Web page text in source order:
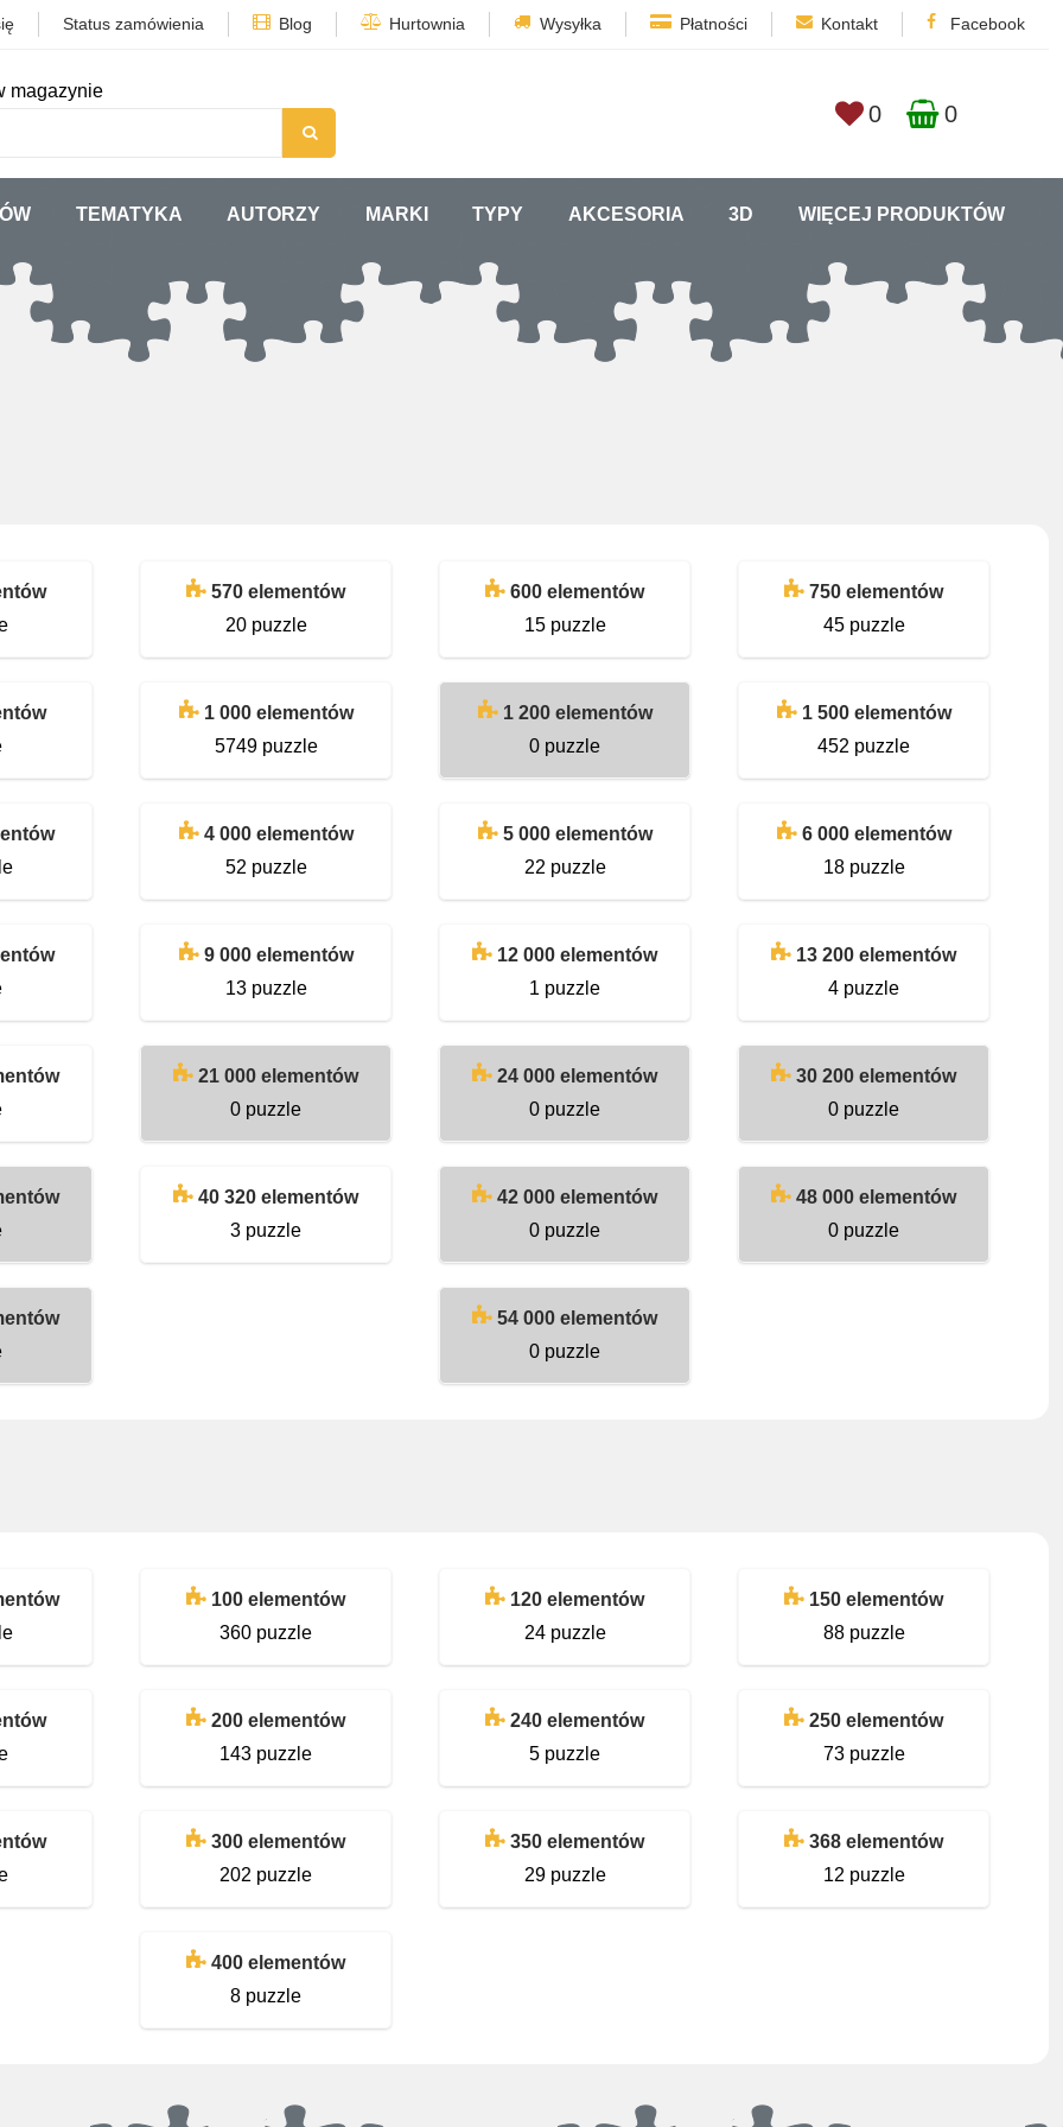
Status zamówienia Blog Hurtownia Wysyłka Płatności Kontakt Facebook
magazynie
0 0
TEMATYKA AUTORZY MARKI TYPY AKCESORIA 3D WIĘCEJ PRODUKTÓW
570 elementów
20 puzzle
600 elementów
15 puzzle
750 elementów
45 puzzle
1 000 elementów
5749 puzzle
1 200 elementów
0 puzzle
1 500 elementów
452 puzzle
4 000 elementów
52 puzzle
5 000 elementów
22 puzzle
6 000 elementów
18 puzzle
9 000 elementów
13 puzzle
12 000 elementów
1 puzzle
13 200 elementów
4 puzzle
21 000 elementów
0 puzzle
24 000 elementów
0 puzzle
30 200 elementów
0 puzzle
40 320 elementów
3 puzzle
42 000 elementów
0 puzzle
48 000 elementów
0 puzzle
54 000 elementów
0 puzzle
100 elementów
360 puzzle
120 elementów
24 puzzle
150 elementów
88 puzzle
200 elementów
143 puzzle
240 elementów
5 puzzle
250 elementów
73 puzzle
300 elementów
202 puzzle
350 elementów
29 puzzle
368 elementów
12 puzzle
400 elementów
8 puzzle